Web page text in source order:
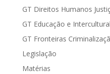
GT Direitos Humanos
GT Educação e
GT Fronteiras
Legislação
Matérias